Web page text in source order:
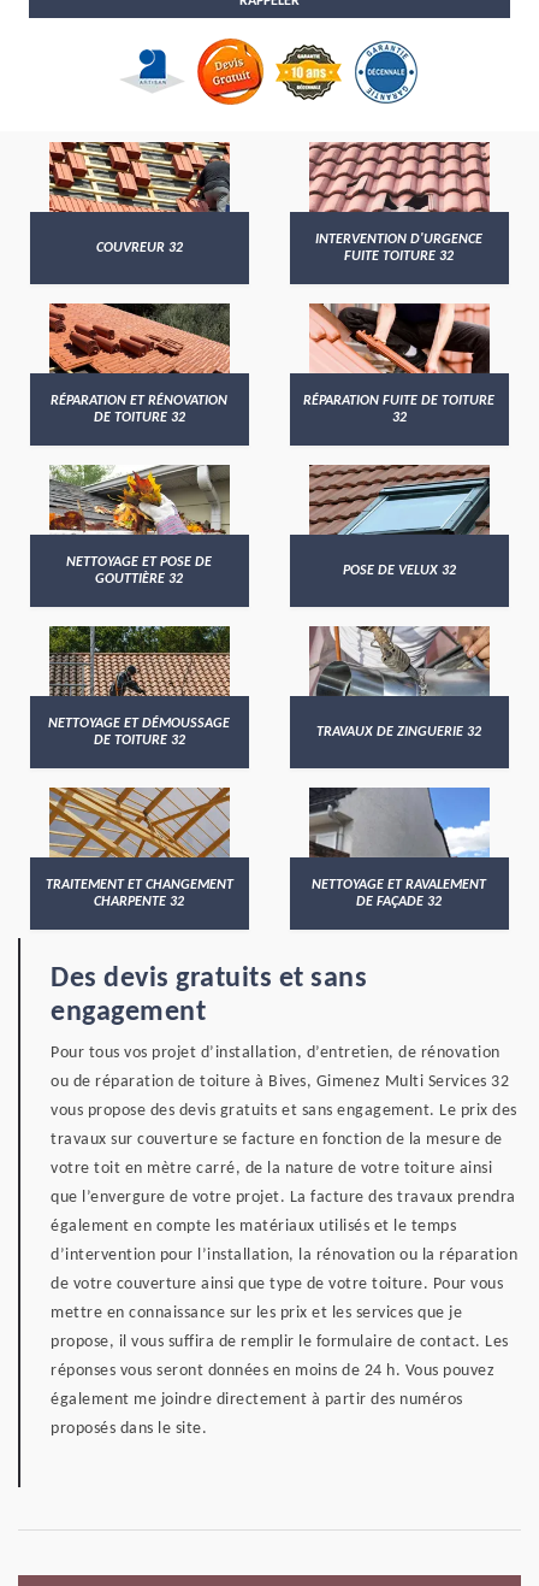
COUVREUR 32
INTERVENTION D'URGENCE
FUITE TOITURE 32
RÉPARATION ET RÉNOVATION
DE TOITURE 32
RÉPARATION FUITE DE TOITURE
32
NETTOYAGE ET POSE DE
GOUTTIÈRE 32
POSE DE VELUX 32
NETTOYAGE ET DÉMOUSSAGE
DE TOITURE 32
TRAVAUX DE ZINGUERIE 32
TRAITEMENT ET CHANGEMENT
CHARPENTE 32
NETTOYAGE ET RAVALEMENT
DE FAÇADE 32
Des devis gratuits et sans
engagement
Pour tous vos projet d’installation, d’entretien, de rénovation
ou de réparation de toiture à Bives, Gimenez Multi Services 32
vous propose des devis gratuits et sans engagement. Le prix des
travaux sur couverture se facture en fonction de la mesure de
votre toit en mètre carré, de la nature de votre toiture ainsi
que l’envergure de votre projet. La facture des travaux prendra
également en compte les matériaux utilisés et le temps
d’intervention pour l’installation, la rénovation ou la réparation
de votre couverture ainsi que type de votre toiture. Pour vous
mettre en connaissance sur les prix et les services que je
propose, il vous suffira de remplir le formulaire de contact. Les
réponses vous seront données en moins de 24 h. Vous pouvez
également me joindre directement à partir des numéros
proposés dans le site.